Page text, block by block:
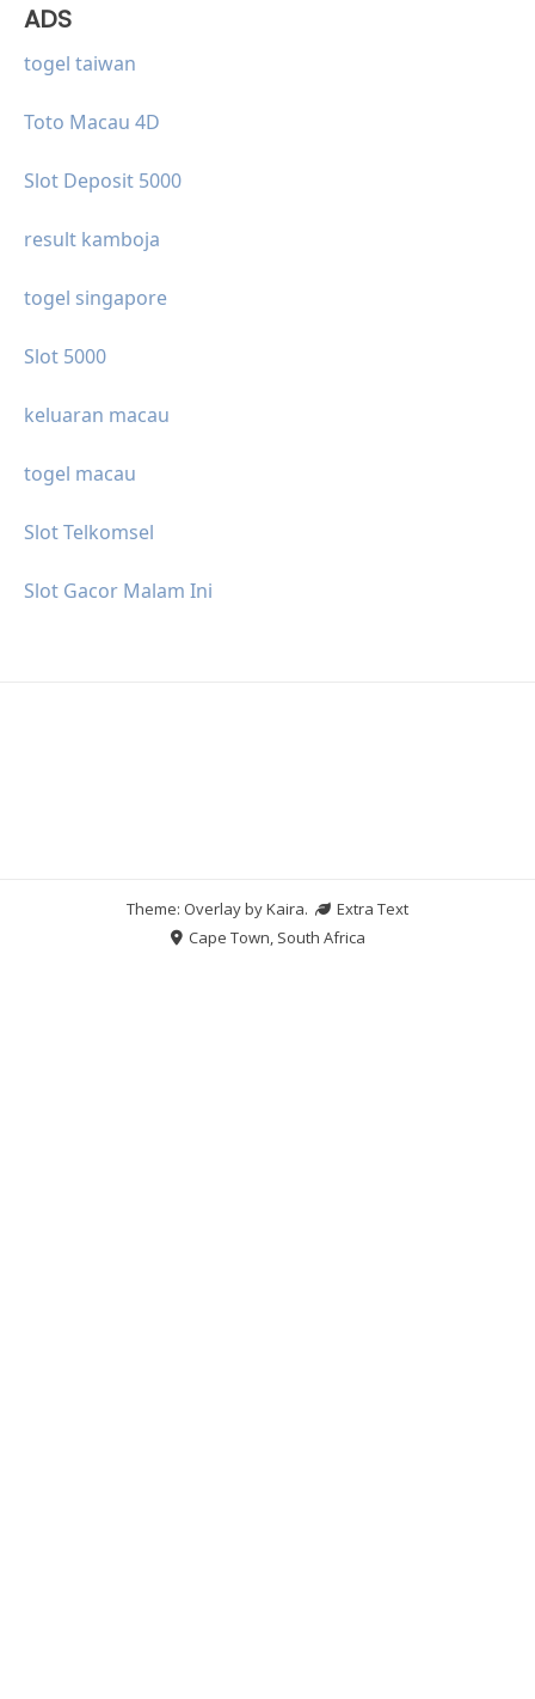
ADS
togel taiwan
Toto Macau 4D
Slot Deposit 5000
result kamboja
togel singapore
Slot 5000
keluaran macau
togel macau
Slot Telkomsel
Slot Gacor Malam Ini
Theme: Overlay byKaira.
Extra Text
Cape Town, South Africa